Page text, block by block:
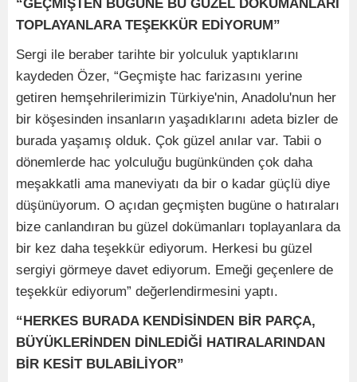
“GEÇMİŞTEN BUGÜNE BU GÜZEL DOKÜMANLARI
TOPLAYANLARA TEŞEKKÜR EDİYORUM”
Sergi ile beraber tarihte bir yolculuk yaptıklarını
kaydeden Özer, “Geçmişte hac farizasını yerine
getiren hemşehrilerimizin Türkiye'nin, Anadolu'nun her
bir köşesinden insanların yaşadıklarını adeta bizler de
burada yaşamış olduk. Çok güzel anılar var. Tabii o
dönemlerde hac yolculuğu bugünkünden çok daha
meşakkatli ama maneviyatı da bir o kadar güçlü diye
düşünüyorum. O açıdan geçmişten bugüne o hatıraları
bize canlandıran bu güzel dokümanları toplayanlara da
bir kez daha teşekkür ediyorum. Herkesi bu güzel
sergiyi görmeye davet ediyorum. Emeği geçenlere de
teşekkür ediyorum” değerlendirmesini yaptı.
“HERKES BURADA KENDİSİNDEN BİR PARÇA,
BÜYÜKLERİNDEN DİNLEDİĞİ HATIRALARINDAN
BİR KESİT BULABİLİYOR”